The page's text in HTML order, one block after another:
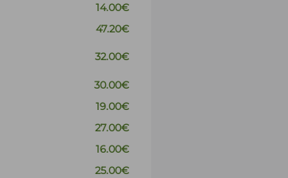
14.00€
47.20€
32.00€
30.00€
19.00€
27.00€
16.00€
25.00€